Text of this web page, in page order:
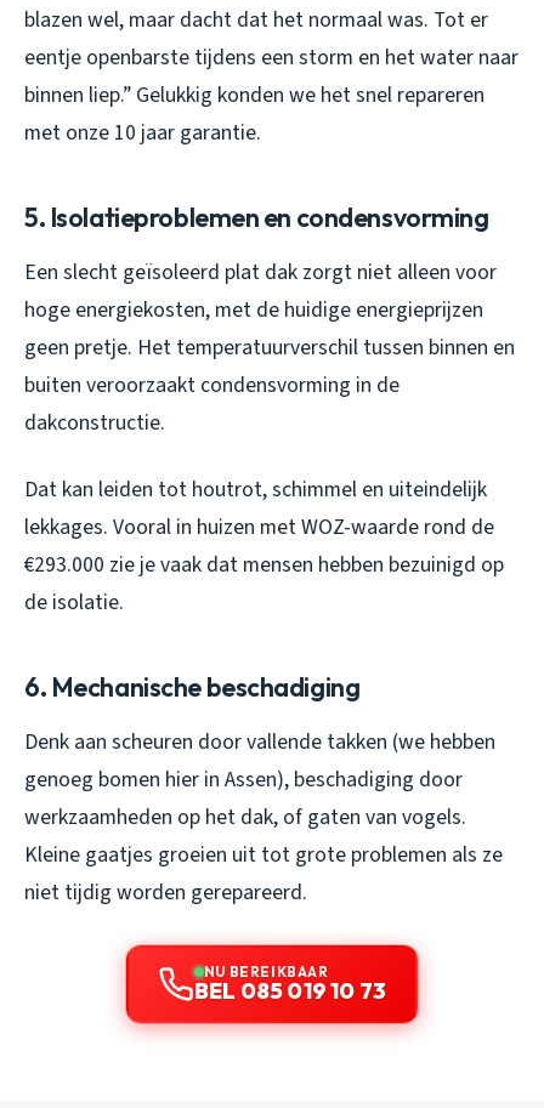
blazen wel, maar dacht dat het normaal was. Tot er
eentje openbarste tijdens een storm en het water naar
binnen liep.” Gelukkig konden we het snel repareren
met onze 10 jaar garantie.
5. Isolatieproblemen en condensvorming
Een slecht geïsoleerd plat dak zorgt niet alleen voor
hoge energiekosten, met de huidige energieprijzen
geen pretje. Het temperatuurverschil tussen binnen en
buiten veroorzaakt condensvorming in de
dakconstructie.
Dat kan leiden tot houtrot, schimmel en uiteindelijk
lekkages. Vooral in huizen met WOZ-waarde rond de
€293.000 zie je vaak dat mensen hebben bezuinigd op
de isolatie.
6. Mechanische beschadiging
Denk aan scheuren door vallende takken (we hebben
genoeg bomen hier in Assen), beschadiging door
werkzaamheden op het dak, of gaten van vogels.
Kleine gaatjes groeien uit tot grote problemen als ze
niet tijdig worden gerepareerd.
NU BEREIKBAAR
BEL 085 019 10 73